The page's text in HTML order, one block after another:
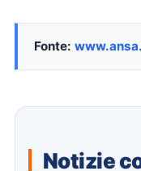
Fonte:
Notizie